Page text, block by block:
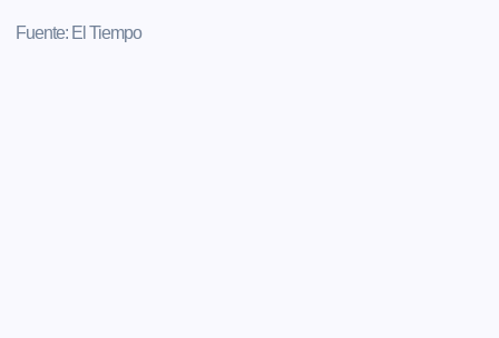
Fuente: El Tiempo